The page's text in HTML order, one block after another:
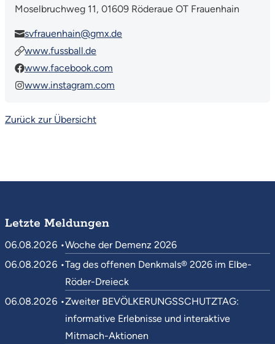
Moselbruchweg 11, 01609 Röderaue OT Frauenhain
svfrauenhain@gmx.de
www.fussball.de
www.facebook.com
www.instagram.com
Zurück zur Übersicht
Letzte Meldungen
06.08.2026 •Woche der Demenz 2026
06.08.2026 •Tag des offenen Denkmals® 2026 im Elbe-
Röder-Dreieck
06.08.2026 •Zweiter BEVÖLKERUNGSSCHUTZTAG:
informative Erlebnisse und interaktive
Mitmach-Aktionen